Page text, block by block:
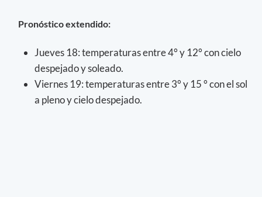
Pronóstico extendido:
Jueves 18: temperaturas entre 4° y 12° con cielo
despejado y soleado.
Viernes 19: temperaturas entre 3° y 15 ° con el sol
a pleno y cielo despejado.